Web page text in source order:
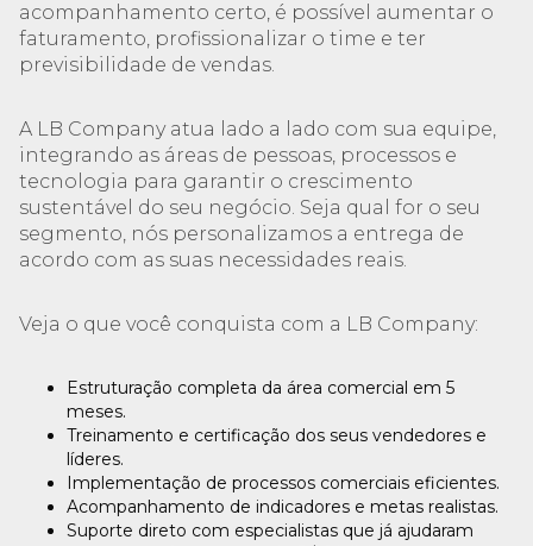
acompanhamento certo, é possível aumentar o
faturamento, profissionalizar o time e ter
previsibilidade de vendas.
A LB Company atua lado a lado com sua equipe,
integrando as áreas de pessoas, processos e
tecnologia para garantir o crescimento
sustentável do seu negócio. Seja qual for o seu
segmento, nós personalizamos a entrega de
acordo com as suas necessidades reais.
Veja o que você conquista com a LB Company:
Estruturação completa da área comercial em 5
meses.
Treinamento e certificação dos seus vendedores e
líderes.
Implementação de processos comerciais eficientes.
Acompanhamento de indicadores e metas realistas.
Suporte direto com especialistas que já ajudaram